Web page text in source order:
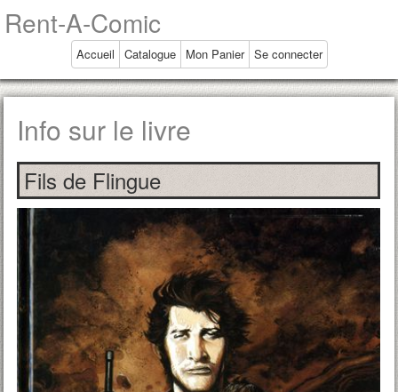
Rent-A-Comic
Accueil Catalogue Mon Panier Se connecter
Info sur le livre
Fils de Flingue